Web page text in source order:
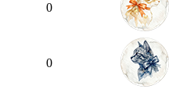
0
0